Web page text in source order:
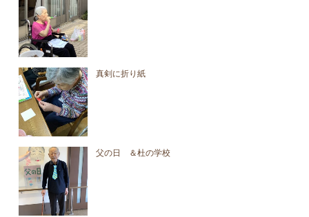
真剣に折り紙
父の日 ＆杜の学校